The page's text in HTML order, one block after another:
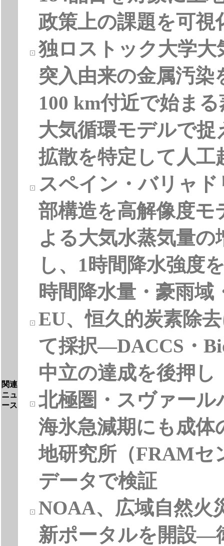
関連
ニュ
ース
政策上の課題を可視
独ロストック大学
突入由来の金属汚
100 km付近で始ま
大気循環モデルで
拡散を特定して人工
スペイン・バリャ
部構造を高解像度
よる大気水蒸気量
し、1時間降水強度
時間降水量・豪雨域
EU、恒久的炭素除
て採択―DACCS・
中立の達成を後押し
北極圏・スヴァー
海氷急減期にも成
地研究所（FRAMセ
データで検証
NOAA、広域自然火
新ポータルを開設―